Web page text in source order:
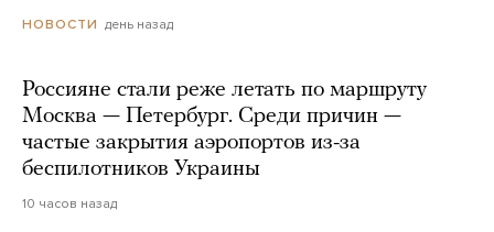
НОВОСТИ день назад
Россияне стали реже летать по маршруту
Москва — Петербург. Среди причин —
частые закрытия аэропортов из-за
беспилотников Украины
10 часов назад